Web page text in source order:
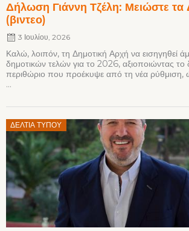
Δήλωση Γιάννη Τζέλη: Μειώστε τα
(βιντεο)
3 Ιουλίου, 2026
Καλώ, λοιπόν, τη Δημοτική Αρχή να εισηγηθεί
δημοτικών τελών για το 2026, αξιοποιώντας το
περιθώριο που προέκυψε από τη νέα ρύθμιση,
...
ΔΕΛΤΊΑ ΤΎΠΟΥ
Posted
on